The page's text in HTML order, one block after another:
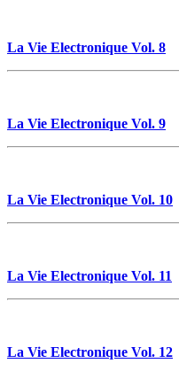
La Vie Electronique Vol. 8
La Vie Electronique Vol. 9
La Vie Electronique Vol. 10
La Vie Electronique Vol. 11
La Vie Electronique Vol. 12